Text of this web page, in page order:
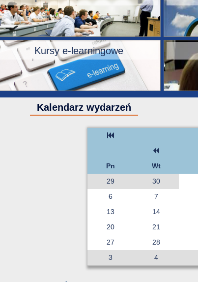
Kursy e-learningowe
Kalendarz wydarzeń
Pn
Wt
29
30
6
7
13
14
20
21
27
28
3
4